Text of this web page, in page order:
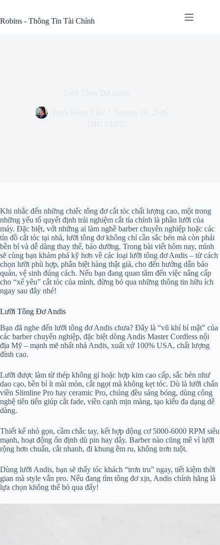
content
Robins - Thông Tin Tài Chính
Khi nhắc đến những chiếc tông đơ cắt tóc chất lượng cao, một trong
những yếu tố quyết định trải nghiệm cắt tỉa chính là phần lưỡi của
máy. Đặc biệt, với những ai làm nghề barber chuyên nghiệp hoặc các
tín đồ cắt tóc tại nhà, lưỡi tông đơ không chỉ cần sắc bén mà còn phải
bền bỉ và dễ dàng thay thế, bảo dưỡng. Trong bài viết hôm nay, mình
sẽ cùng bạn khám phá kỹ hơn về các loại lưỡi tông đơ Andis – từ cách
chọn lưỡi phù hợp, phân biệt hàng thật giả, cho đến hướng dẫn bảo
quản, vệ sinh đúng cách. Nếu bạn đang quan tâm đến việc nâng cấp
cho “xế yêu” cắt tóc của mình, đừng bỏ qua những thông tin hữu ích
ngay sau đây nhé!
Lưỡi Tông Đơ Andis
Bạn đã nghe đến lưỡi tông đơ Andis chưa? Đây là “vũ khí bí mật” của
các barber chuyên nghiệp, đặc biệt dòng Andis Master Cordless nội
địa Mỹ – mạnh mẽ nhất nhà Andis, xuất xứ 100% USA, chất lượng
đỉnh cao.
Lưỡi được làm từ thép không gỉ hoặc hợp kim cao cấp, sắc bén như
dao cạo, bền bỉ ít mài mòn, cắt ngọt mà không kẹt tóc. Dù là lưỡi chấn
viền Slimline Pro hay ceramic Pro, chúng đều sáng bóng, dùng công
nghệ tiên tiến giúp cắt fade, viền cạnh mịn màng, tạo kiểu đa dạng dễ
dàng.
Thiết kế nhỏ gọn, cầm chắc tay, kết hợp động cơ 5000-6000 RPM siêu
mạnh, hoạt động ổn định dù pin hay dây. Barber nào cũng mê vì lưỡi
rộng hơn chuẩn, cắt nhanh, đi khung êm ru, không trơn tuột.
Dùng lưỡi Andis, bạn sẽ thấy tóc khách “trơn tru” ngay, tiết kiệm thời
gian mà style vẫn pro. Nếu đang tìm tông đơ xịn, Andis chính hãng là
lựa chọn không thể bỏ qua đấy!